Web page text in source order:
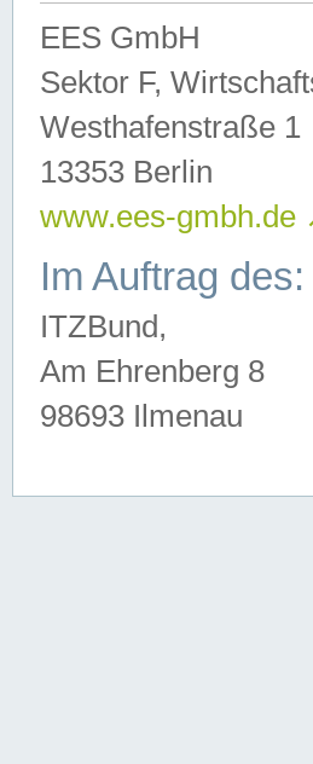
EES GmbH
Sektor F,
Westhafenstraße 1
13353 Berlin
www.ees-gmbh.de
Im Auftrag des:
ITZBund,
Am Ehrenberg 8
98693 Ilmenau